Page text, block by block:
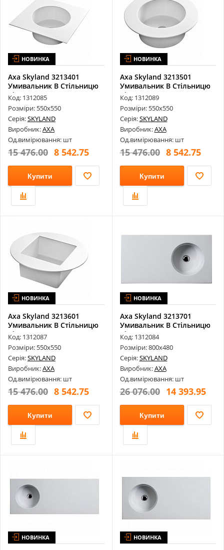
НОВИНКА
Axa Skyland 3213401
Умивальник В Стільницю
Bianco Lu...
Код: 1312085
Розміри: 550х550
Серія:SKYLAND
Виробник:AXA
Од.вимірювання: шт
15 476.00 8 542.75
Купити
НОВИНКА
Axa Skyland 3213501
Умивальник В Стільницю
Bianco Lu...
Код: 1312089
Розміри: 550х550
Серія:SKYLAND
Виробник:AXA
Од.вимірювання: шт
15 476.00 8 542.75
Купити
НОВИНКА
Axa Skyland 3213601
Умивальник В Стільницю
Bianco Lu...
Код: 1312087
Розміри: 550х550
Серія:SKYLAND
Виробник:AXA
Од.вимірювання: шт
15 476.00 8 542.75
Купити
НОВИНКА
Axa Skyland 3213701
Умивальник В Стільницю
Bianco Lu...
Код: 1312084
Розміри: 800х480
Серія:SKYLAND
Виробник:AXA
Од.вимірювання: шт
26 076.00 14 393.95
Купити
НОВИНКА НОВИНКА